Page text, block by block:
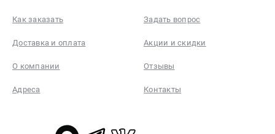
Как заказать Задать вопрос
Доставка и оплата Акции и скидки
О компании Отзывы
Адреса Контакты